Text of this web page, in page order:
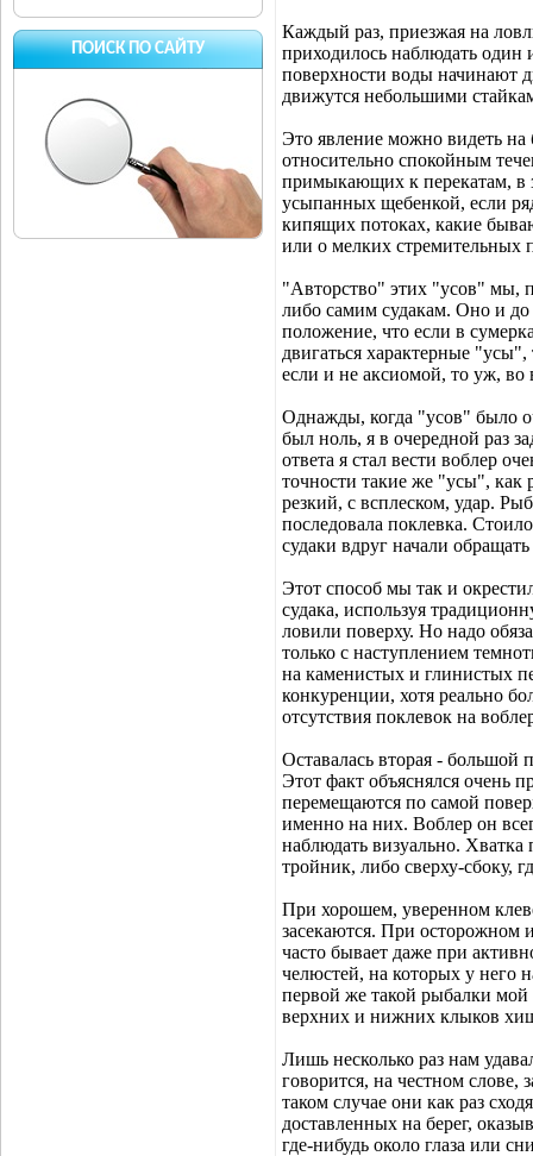
ПОИСК ПО САЙТУ
Каждый раз, приезжая на
приходилось наблюдать один
поверхности воды начинают
движутся небольшими
Это явление можно видеть
относительно спокойным
примыкающих к перекатам, в
усыпанных щебенкой, если
кипящих потоках, какие
или о мелких стремительных
"Авторство" этих "усов" мы,
либо самим судакам. Оно и
положение, что если в
двигаться характерные
если и не аксиомой, то уж, во
Однажды, когда "усов" было
был ноль, я в очередной paз
ответа я стал вести воблер
точности такие же "усы", как
резкий, с всплеском, удар.
последовала поклевка.
судаки вдруг начали
Этот способ мы так и
судака, используя
ловили поверху. Но надо
только с наступлением
на каменистых и глинистых
конкуренции, хотя реально
отсутствия поклевок на
Оставалась вторая - большой
Этот факт объяснялся очень
перемещаются по самой
именно на них. Воблер он
наблюдать визуально. Хватка
тройник, либо сверху-сбоку,
При хорошем, уверенном
засекаются. При осторожном
часто бывает даже при
челюстей, на которых у него
первой же такой рыбалки
верхних и нижних клыков
Лишь несколько раз нам
говорится, на честном
таком случае они как раз
доставленных на берег,
где-нибудь около глаза или